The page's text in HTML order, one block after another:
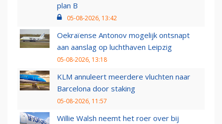
plan B
05-08-2026, 13:42
Oekraïense Antonov mogelijk ontsnapt
aan aanslag op luchthaven Leipzig
05-08-2026, 13:18
KLM annuleert meerdere vluchten naar
Barcelona door staking
05-08-2026, 11:57
Willie Walsh neemt het roer over bij